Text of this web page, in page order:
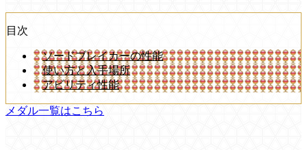
目次
ソードブレイカーの性能
使い方と入手場所
アビリティ性能
メダル一覧はこちら